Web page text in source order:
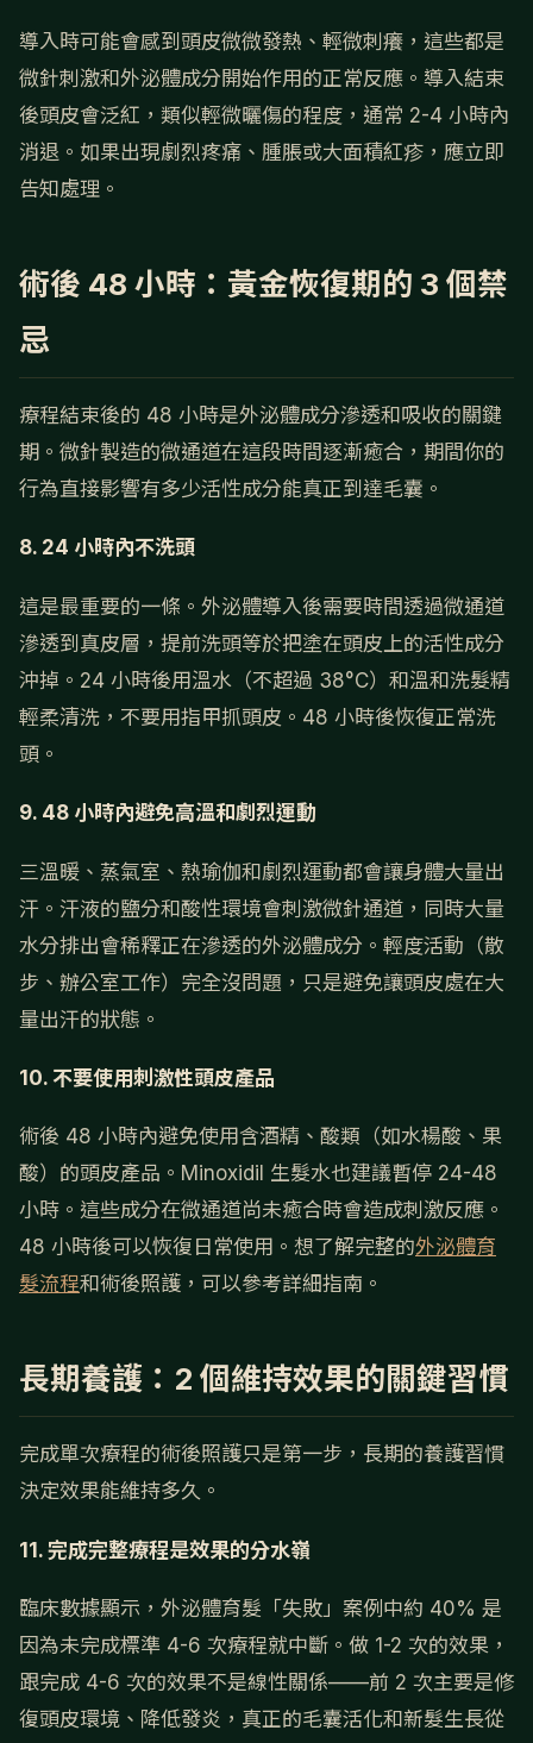
導入時可能會感到頭皮微微發熱、輕微刺癢，這些都是
微針刺激和外泌體成分開始作用的正常反應。導入結束
後頭皮會泛紅，類似輕微曬傷的程度，通常 2-4 小時內
消退。如果出現劇烈疼痛、腫脹或大面積紅疹，應立即
告知處理。
術後 48 小時：黃金恢復期的 3 個禁
忌
療程結束後的 48 小時是外泌體成分滲透和吸收的關鍵
期。微針製造的微通道在這段時間逐漸癒合，期間你的
行為直接影響有多少活性成分能真正到達毛囊。
8. 24 小時內不洗頭
這是最重要的一條。外泌體導入後需要時間透過微通道
滲透到真皮層，提前洗頭等於把塗在頭皮上的活性成分
沖掉。24 小時後用溫水（不超過 38°C）和溫和洗髮精
輕柔清洗，不要用指甲抓頭皮。48 小時後恢復正常洗
頭。
9. 48 小時內避免高溫和劇烈運動
三溫暖、蒸氣室、熱瑜伽和劇烈運動都會讓身體大量出
汗。汗液的鹽分和酸性環境會刺激微針通道，同時大量
水分排出會稀釋正在滲透的外泌體成分。輕度活動（散
步、辦公室工作）完全沒問題，只是避免讓頭皮處在大
量出汗的狀態。
10. 不要使用刺激性頭皮產品
術後 48 小時內避免使用含酒精、酸類（如水楊酸、果
酸）的頭皮產品。Minoxidil 生髮水也建議暫停 24-48
小時。這些成分在微通道尚未癒合時會造成刺激反應。
48 小時後可以恢復日常使用。想了解完整的外泌體育
髮流程和術後照護，可以參考詳細指南。
長期養護：2 個維持效果的關鍵習慣
完成單次療程的術後照護只是第一步，長期的養護習慣
決定效果能維持多久。
11. 完成完整療程是效果的分水嶺
臨床數據顯示，外泌體育髮「失敗」案例中約 40% 是
因為未完成標準 4-6 次療程就中斷。做 1-2 次的效果，
跟完成 4-6 次的效果不是線性關係——前 2 次主要是修
復頭皮環境、降低發炎，真正的毛囊活化和新髮生長從